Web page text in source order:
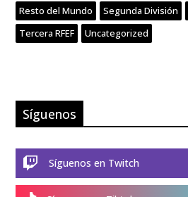
Resto del Mundo
Segunda División
Tercera RFEF
Uncategorized
Síguenos
 Síguenos en Twitch